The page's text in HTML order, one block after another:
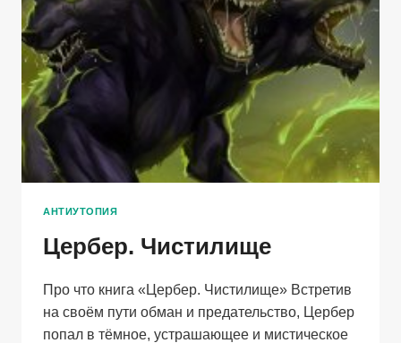
АНТИУТОПИЯ
Цербер. Чистилище
Про что книга «Цербер. Чистилище» Встретив
на своём пути обман и предательство, Цербер
попал в тёмное, устрашающее и мистическое